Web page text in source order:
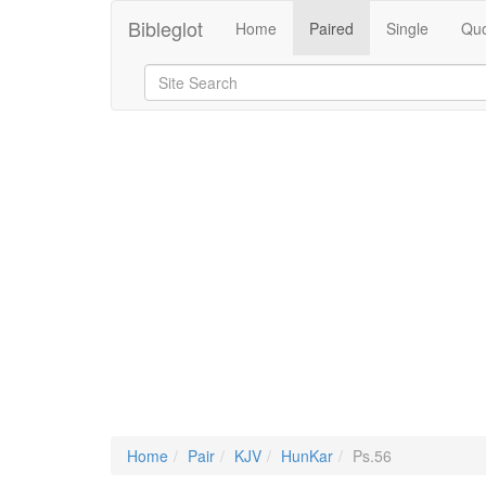
Bibleglot Home Paired Single
Home Pair KJV HunKar Ps.56